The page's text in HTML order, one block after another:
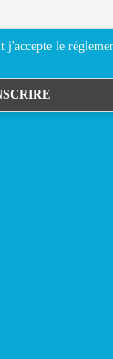
j'accepte le